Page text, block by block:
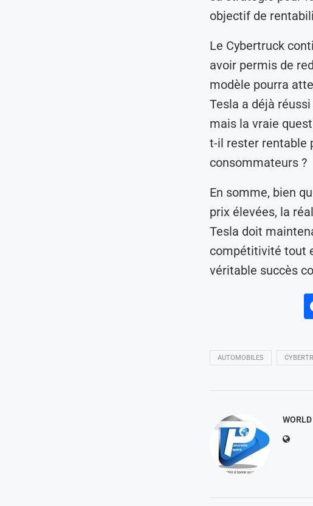
objectif de
Le Cybertruck
avoir permis de
modèle pourra
Tesla a déjà
mais la vraie
t-il rester rentable
consommateurs ?
En somme, bien
prix élevées, la
Tesla doit
compétitivité tout
véritable succès
AUTOMOBILES